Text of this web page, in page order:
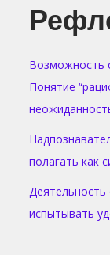
Возможность
Понятие
полагать как
испытывать